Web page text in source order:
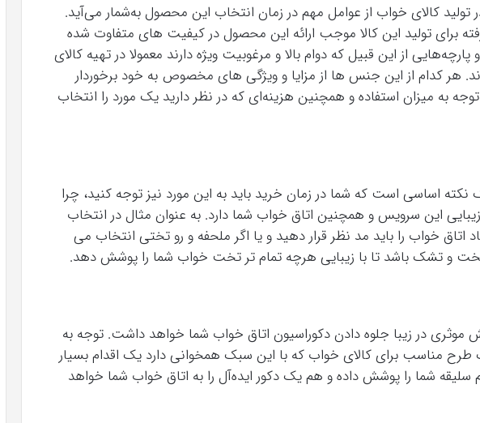
تولید کالای خواب از عوامل مهم در زمان انتخاب این محصول به‌شمار می‌آید.
برای تولید این کالا موجب ارائه این محصول در کیفیت ‌های متفاوت شده‌
از این قبیل که دوام بالا و مرغوبیت ویژه دارند معمولا در تهیه کالای
هر کدام از این جنس ‌ها از مزایا و ویژگی های مخصوص به خود برخوردار
به میزان استفاده و همچنین هزینه‌ای که در نظر دارید یک مورد را انتخاب
نکته اساسی است که شما در زمان خرید باید به این مورد نیز توجه کنید، چرا
این سرویس و همچنین اتاق خواب شما دارد. به عنوان مثال در انتخاب
اتاق خواب را باید مد نظر قرار دهید و یا اگر ملحفه و رو تختی انتخاب می
تخت و تشک باشد تا با زیبایی هرچه تمام‌ تر تخت خواب شما را پوشش دهد.
در زیبا جلوه دادن دکوراسیون اتاق خواب شما خواهد داشت. توجه به
مناسب برای کالای خواب که با این سبک همخوانی دارد یک اقدام بسیار
شما را پوشش داده و هم یک دکور ایده‌آل را به اتاق خواب شما خواهد